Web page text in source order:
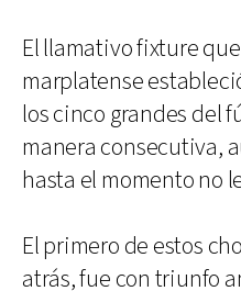
El llamativo fixture
marplatense
los cinco grandes del
manera consecutiva,
hasta el momento no
El primero de estos
atrás, fue con triunfo